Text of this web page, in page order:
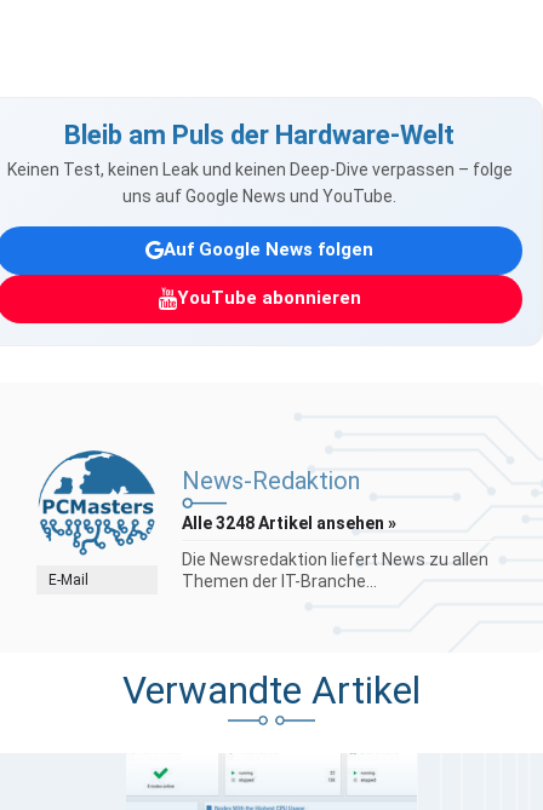
Bleib am Puls der Hardware-Welt
Keinen Test, keinen Leak und keinen Deep-Dive verpassen – folge
uns auf Google News und YouTube.
Auf Google News folgen
YouTube abonnieren
E-Mail
News-Redaktion
Alle 3248 Artikel ansehen »
Die Newsredaktion liefert News zu allen
Themen der IT-Branche...
Verwandte Artikel